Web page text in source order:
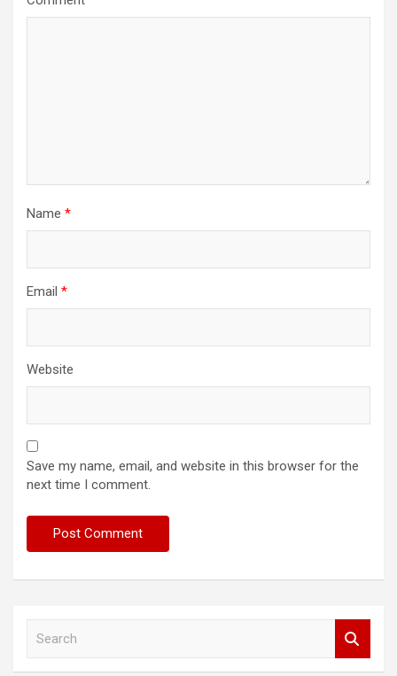
Name *
Email *
Website
Save my name, email, and website in this browser for the
next time I comment.